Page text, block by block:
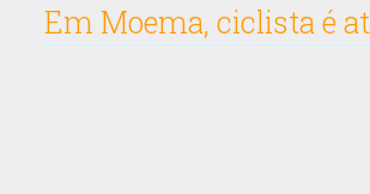
Em Moema, ciclista é